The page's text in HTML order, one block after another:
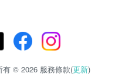
有 © 2026 服務條款(更新)